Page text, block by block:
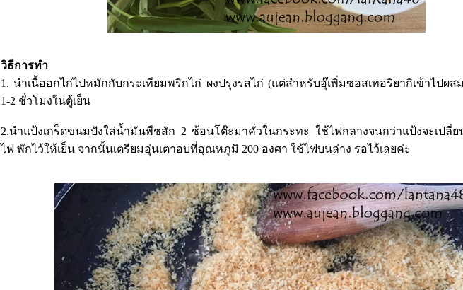
วิธีการทำ
1. นำเนื้ออกไก่ไปหมักกับกระเทียมพริกไก่ ผงปรุงรสไก่ (แต่สำหรับอุ๊เพิ่มซอสเทอริยากิเข้าไปผส
1-2 ชั่วโมงในตู้เย็น
2.นำแป้งเกร็ดขนมปังใส่น้ำมันพืชสัก 2 ช้อนโต๊ะมาคั่วในกระทะ ใช้ไฟกลางจนกว่าแป้งจะเปลี่
ไฟ พักไว้ให้เย็น จากนั้นเตรียมอุ่นเตาอบที่อุณหภูมิ 200 องศา ใช้ไฟบนล่าง รอไว้เลยค่ะ